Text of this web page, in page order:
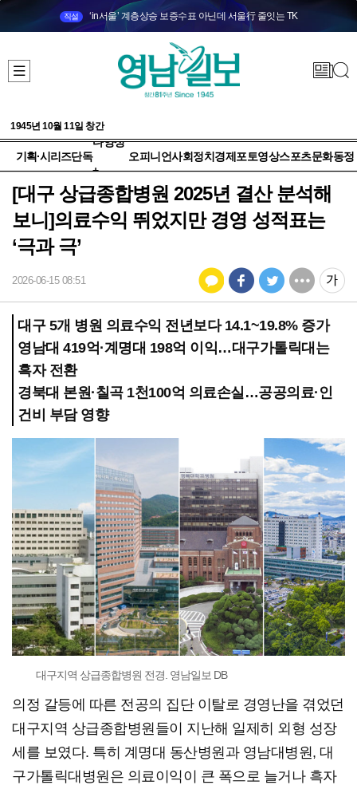
직설 ‘in서울’ 계층상승 보증수표 아닌데 서울行 줄잇는 TK
1945년 10월 11일 창간
기획·시리즈단독
다양성
+
오피니언사회정치 경제 포토영상스포츠문화동정
[대구 상급종합병원 2025년 결산 분석해
보니]의료수익 뛰었지만 경영 성적표는
‘극과 극’
2026-06-15 08:51
대구 5개 병원 의료수익 전년보다 14.1~19.8% 증가
영남대 419억·계명대 198억 이익…대구가톨릭대는
흑자 전환
경북대 본원·칠곡 1천100억 의료손실…공공의료·인
건비 부담 영향
대구지역 상급종합병원 전경. 영남일보 DB
의정 갈등에 따른 전공의 집단 이탈로 경영난을 겪었던
대구지역 상급종합병원들이 지난해 일제히 외형 성장
세를 보였다. 특히 계명대 동산병원과 영남대병원, 대
구가톨릭대병원은 의료이익이 큰 폭으로 늘거나 흑자